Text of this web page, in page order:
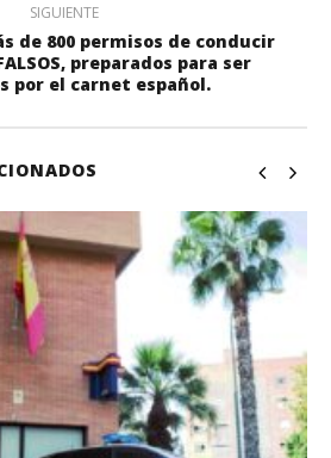
SIGUIENTE
de 800 permisos de conducir
preparados para ser
por el carnet español.